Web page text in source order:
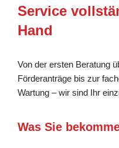
Service
Hand
Von der ersten Beratung
Förderanträge bis zur
Wartung – wir sind Ihr
Was Sie